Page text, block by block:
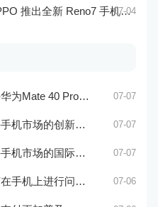
新 Reno7 手机，搭载高端配置07-04
Pro市场价格持续波动 07-07
创新发展和科技引领 07-07
化发展和拓展海外市场 07-07
上进行问卷调查？ 07-06